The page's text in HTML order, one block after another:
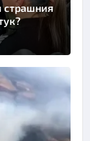
страшния